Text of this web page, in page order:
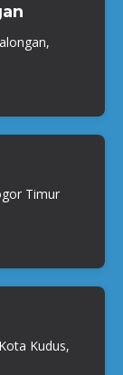
Timur
Kudus,